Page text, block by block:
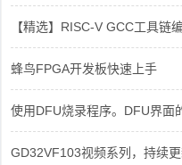
【精选】RISC-V GCC工具链
蜂鸟FPGA开发板快速上手
使用DFU烧录程序。DFU界面
GD32VF103视频系列，持续更